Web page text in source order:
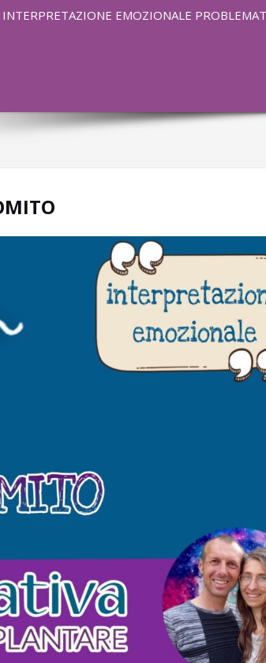
INTERPRETAZIONE EMOZIONALE